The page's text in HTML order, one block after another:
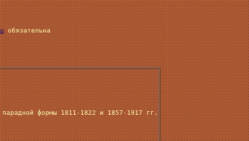
обязательна
парадной формы 1811-1822 и 1857-1917 гг.